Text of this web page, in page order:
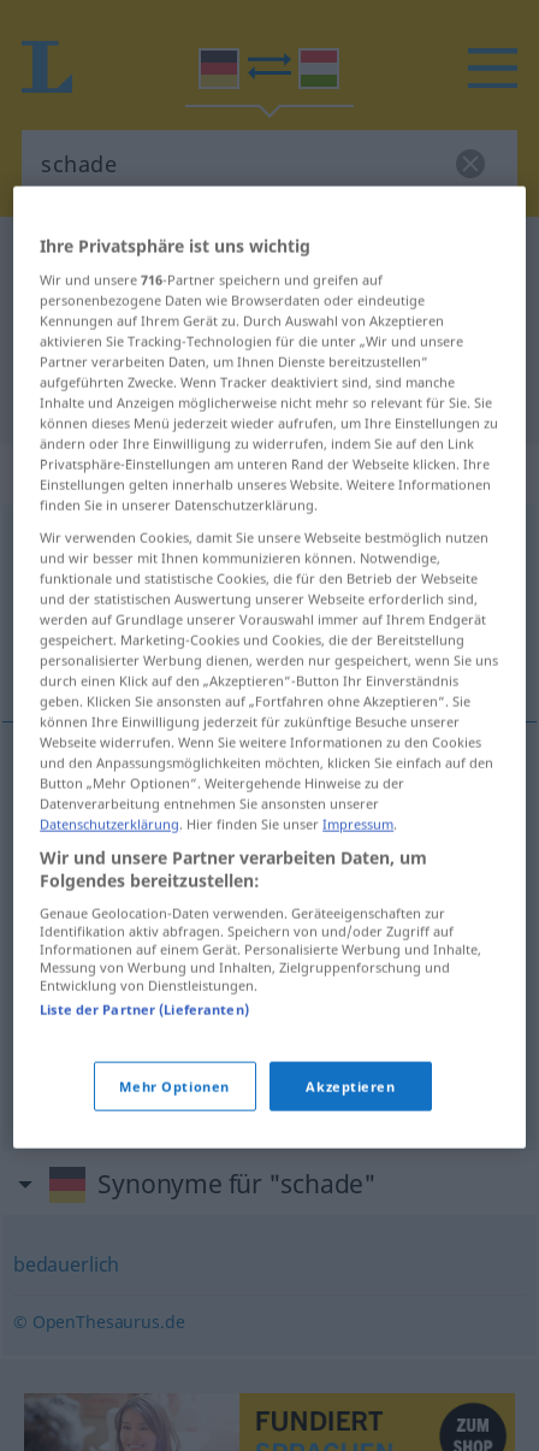
Deutsch-Ungarisch Wörterbuch
Deutsch-Ungarisch Übersetzung
für "schade"
"schade" Ungarisch Übersetzung
„schade“
schade
Übersicht aller Übersetzungen
(Für mehr Details die Übersetzung anklicken/antippen)
de kár! milyen kár! kár hogy …
Beispiele
schade!
(de)kár!
wie schade!
milyen kár!
hogy
Synonyme für "schade"
bedauerlich
© OpenThesaurus.de
Ihre Privatsphäre ist uns wichtig
Wir und unsere716-Partner speichern und greifen auf
personenbezogene Daten wie Browserdaten oder eindeutige
Kennungen auf Ihrem Gerät zu. Durch Auswahl von Akzeptieren
aktivieren Sie Tracking-Technologien für die unter „Wir und unsere
Partner verarbeiten Daten, um Ihnen Dienste bereitzustellen“
aufgeführten Zwecke. Wenn Tracker deaktiviert sind, sind manche
Inhalte und Anzeigen möglicherweise nicht mehr so relevant für Sie. Sie
können dieses Menü jederzeit wieder aufrufen, um Ihre Einstellungen zu
ändern oder Ihre Einwilligung zu widerrufen, indem Sie auf den Link
Privatsphäre-Einstellungen am unteren Rand der Webseite klicken. Ihre
Einstellungen gelten innerhalb unseres Website. Weitere Informationen
finden Sie in unserer Datenschutzerklärung.
Wir verwenden Cookies, damit Sie unsere Webseite bestmöglich nutzen
und wir besser mit Ihnen kommunizieren können. Notwendige,
funktionale und statistische Cookies, die für den Betrieb der Webseite
und der statistischen Auswertung unserer Webseite erforderlich sind,
werden auf Grundlage unserer Vorauswahl immer auf Ihrem Endgerät
gespeichert. Marketing-Cookies und Cookies, die der Bereitstellung
personalisierter Werbung dienen, werden nur gespeichert, wenn Sie uns
durch einen Klick auf den „Akzeptieren“-Button Ihr Einverständnis
geben. Klicken Sie ansonsten auf „Fortfahren ohne Akzeptieren“. Sie
können Ihre Einwilligung jederzeit für zukünftige Besuche unserer
Webseite widerrufen. Wenn Sie weitere Informationen zu den Cookies
und den Anpassungsmöglichkeiten möchten, klicken Sie einfach auf den
Button „Mehr Optionen“. Weitergehende Hinweise zu der
Datenverarbeitung entnehmen Sie ansonsten unserer
Datenschutzerklärung. Hier finden Sie unserImpressum.
Wir und unsere Partner verarbeiten Daten, um
Folgendes bereitzustellen:
Genaue Geolocation-Daten verwenden. Geräteeigenschaften zur
Identifikation aktiv abfragen. Speichern von und/oder Zugriff auf
Informationen auf einem Gerät. Personalisierte Werbung und Inhalte,
Messung von Werbung und Inhalten, Zielgruppenforschung und
Entwicklung von Dienstleistungen.
Liste der Partner (Lieferanten)
Mehr Optionen Akzeptieren